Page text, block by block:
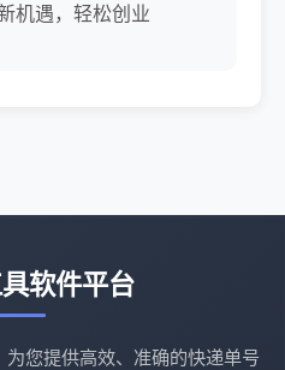
机遇，轻松创业
软件平台
您提供高效、准确的快递单号